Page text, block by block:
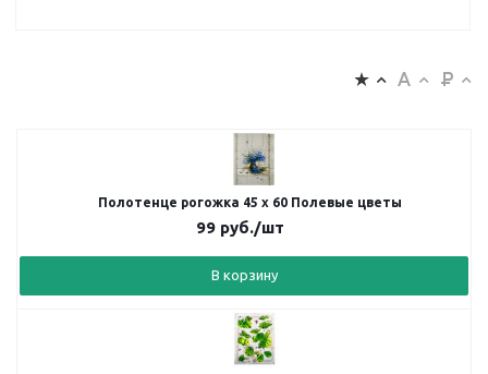
Полотенце рогожка 45 х 60 Полевые цветы
99 руб./шт
В корзину